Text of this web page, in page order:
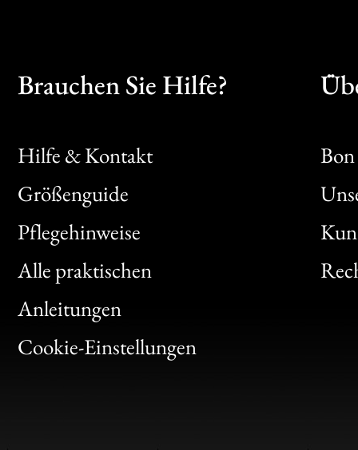
Brauchen Sie Hilfe?
Hilfe & Kontakt
Größenguide
Pflegehinweise
Alle praktischen
Anleitungen
Cookie-Einstellungen
Bon
Clic